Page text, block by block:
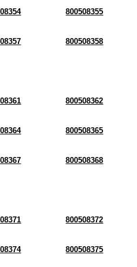
800508355
800508358
800508362
800508365
800508368
800508372
800508375